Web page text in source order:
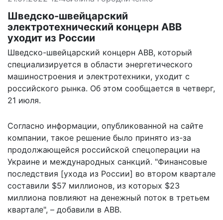
Шведско-швейцарский
электротехнический концерн ABB
уходит из России
Шведско-швейцарский концерн ABB, который
специализируется в области энергетического
машиностроения и электротехники, уходит с
российского рынка. Об этом сообщается в четверг,
21 июля.
Согласно информации, опубликованной на сайте
компании, такое решение было принято из-за
продолжающейся российской спецоперации на
Украине и международных санкций. "Финансовые
последствия [ухода из России] во втором квартале
составили $57 миллионов, из которых $23
миллиона повлияют на денежный поток в третьем
квартале", – добавили в ABB.